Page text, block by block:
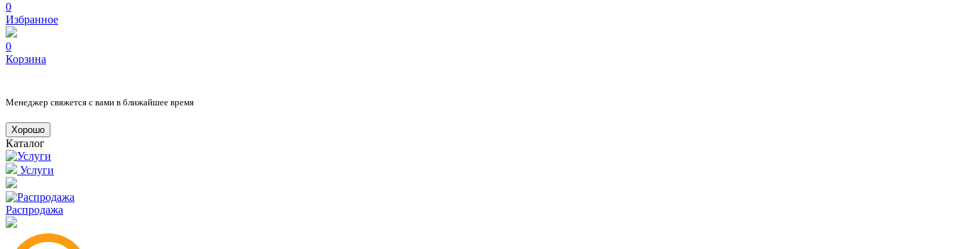
0
Избранное
0
Корзина
Менеджер свяжется с вами в ближайшее время
Хорошо
Каталог
Услуги
Распродажа